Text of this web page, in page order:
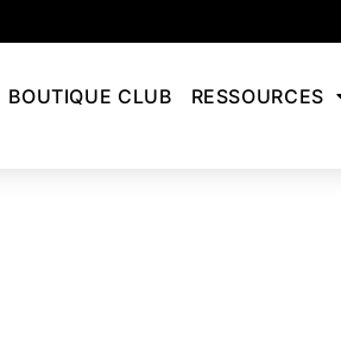
BOUTIQUE CLUB RESSOURCES